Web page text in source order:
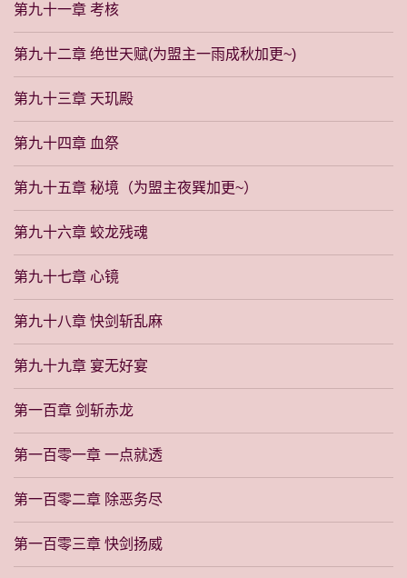
第九十一章 考核
第九十二章 绝世天赋(为盟主一雨成秋加更~)
第九十三章 天玑殿
第九十四章 血祭
第九十五章 秘境（为盟主夜巽加更~）
第九十六章 蛟龙残魂
第九十七章 心镜
第九十八章 快剑斩乱麻
第九十九章 宴无好宴
第一百章 剑斩赤龙
第一百零一章 一点就透
第一百零二章 除恶务尽
第一百零三章 快剑扬威